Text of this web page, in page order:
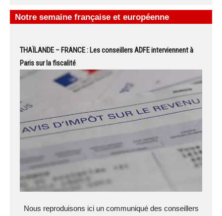
Notre semaine française et européenne
THAÏLANDE – FRANCE : Les conseillers ADFE interviennent à
Paris sur la fiscalité
Nous reproduisons ici un communiqué des conseillers